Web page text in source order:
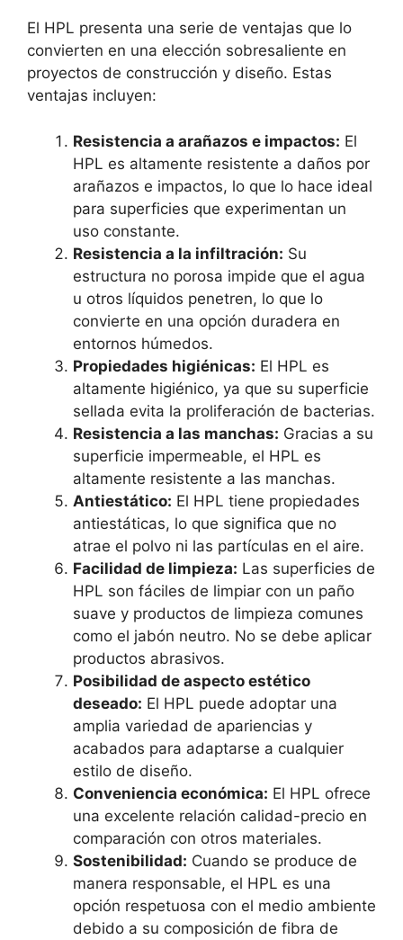
El HPL presenta una serie de ventajas que lo
convierten en una elección sobresaliente en
proyectos de construcción y diseño. Estas
ventajas incluyen:
Resistencia a arañazos e impactos: El
HPL es altamente resistente a daños por
arañazos e impactos, lo que lo hace ideal
para superficies que experimentan un
uso constante.
Resistencia a la infiltración: Su
estructura no porosa impide que el agua
u otros líquidos penetren, lo que lo
convierte en una opción duradera en
entornos húmedos.
Propiedades higiénicas: El HPL es
altamente higiénico, ya que su superficie
sellada evita la proliferación de bacterias.
Resistencia a las manchas: Gracias a su
superficie impermeable, el HPL es
altamente resistente a las manchas.
Antiestático: El HPL tiene propiedades
antiestáticas, lo que significa que no
atrae el polvo ni las partículas en el aire.
Facilidad de limpieza: Las superficies de
HPL son fáciles de limpiar con un paño
suave y productos de limpieza comunes
como el jabón neutro. No se debe aplicar
productos abrasivos.
Posibilidad de aspecto estético
deseado: El HPL puede adoptar una
amplia variedad de apariencias y
acabados para adaptarse a cualquier
estilo de diseño.
Conveniencia económica: El HPL ofrece
una excelente relación calidad-precio en
comparación con otros materiales.
Sostenibilidad: Cuando se produce de
manera responsable, el HPL es una
opción respetuosa con el medio ambiente
debido a su composición de fibra de